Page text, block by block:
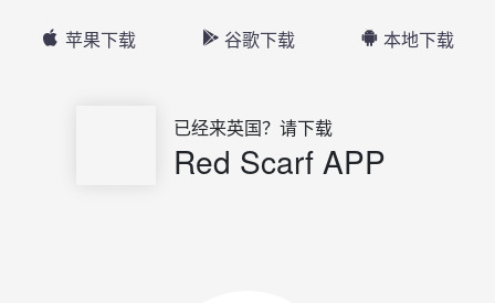
苹果下载 谷歌下载 本地下载
已经来英国？请下载
Red Scarf APP